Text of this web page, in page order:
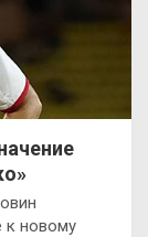
к новому